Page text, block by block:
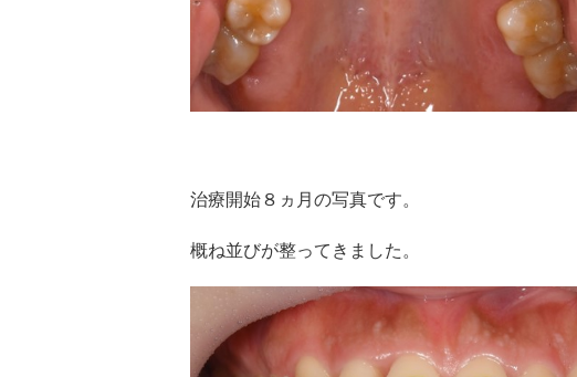
治療開始８ヵ月の写真です。
概ね並びが整ってきました。